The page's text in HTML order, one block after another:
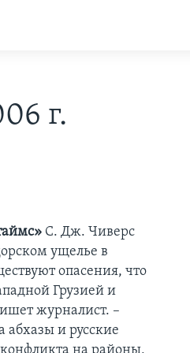
г.
С. Дж. Чиверс
ущелье в
опасения, что
Грузией и
журналист. –
абхазы и русские